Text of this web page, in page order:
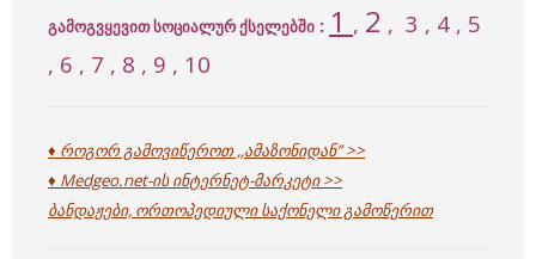
გამოგვყევით სოციალურ ქსელებში : 1 , 2 , 3 , 4 , 5
, 6 , 7 , 8 , 9 , 10
♦ როგორ გამოვიწეროთ ,,ამაზონიდან” >>
♦ Medgeo.net-ის ინტერნეტ-მარკეტი >>
ბანდაჟები, ორთოპედიული საქონელი გამოწერით